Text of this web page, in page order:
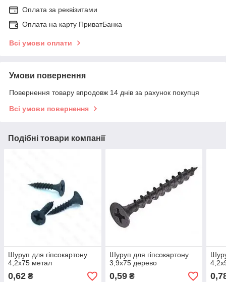
Оплата за реквізитами
Оплата на карту ПриватБанка
Всі умови оплати
Умови повернення
Повернення товару впродовж 14 днів за рахунок покупця
Всі умови повернення
Подібні товари компанії
Шуруп для гіпсокартону
4,2х75 метал
0,62 ₴
Шуруп для гіпсокартону
3,9х75 дерево
0,59₴